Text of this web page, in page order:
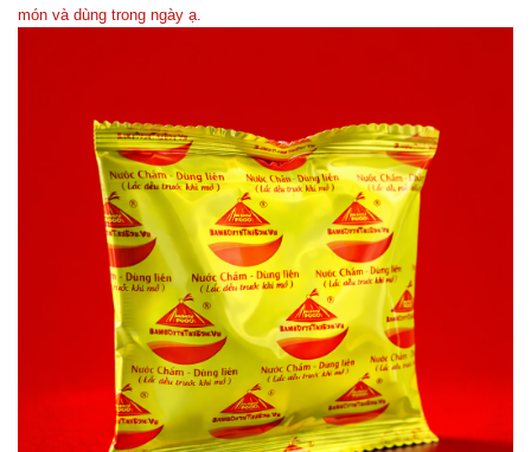
món và dùng trong ngày ạ.